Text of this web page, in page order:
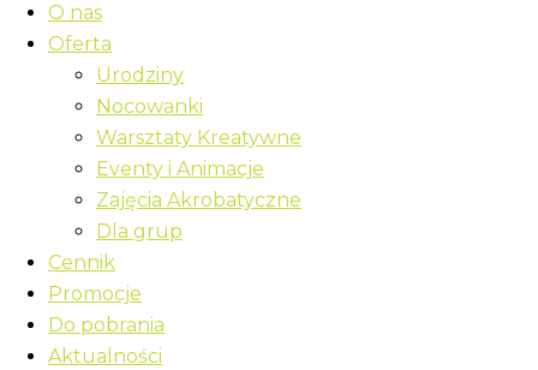
O nas
Oferta
Urodziny
Nocowanki
Warsztaty Kreatywne
Eventy i Animacje
Zajęcia Akrobatyczne
Dla grup
Cennik
Promocje
Do pobrania
Aktualności